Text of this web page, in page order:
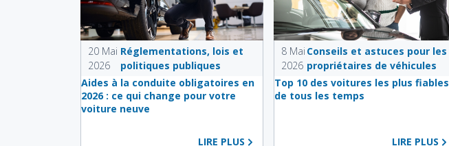
20 Mai
2026
Réglementations, lois et
politiques publiques
Aides à la conduite obligatoires en
2026 : ce qui change pour votre
voiture neuve
LIRE PLUS
8 Mai
2026
Conseils et astuces pour les
propriétaires de véhicules
Top 10 des voitures les plus fiables
de tous les temps
LIRE PLUS